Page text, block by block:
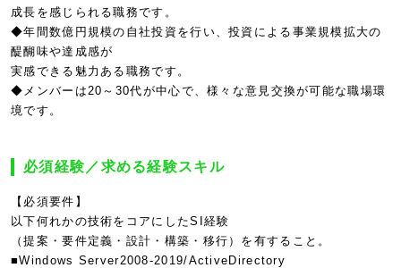
成長を感じられる職務です。
◆年間数億円規模の自社投資を行い、投資による事業規模拡大の
醍醐味や達成感が
実感できる魅力ある職務です。
◆メンバーは20～30代が中心で、様々な意見交換が可能な職場環
境です。
必須経験／求める経験スキル
【必須要件】
以下何れかの技術をコアにしたSI経験
（提案・要件定義・設計・構築・移行）を有すること。
■Windows Server2008-2019/ActiveDirectory